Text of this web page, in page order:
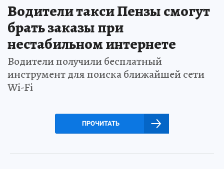
Водители такси Пензы смогут
брать заказы при
нестабильном интернете
Водители получили бесплатный
инструмент для поиска ближайшей сети
Wi-Fi
ПРОЧИТАТЬ